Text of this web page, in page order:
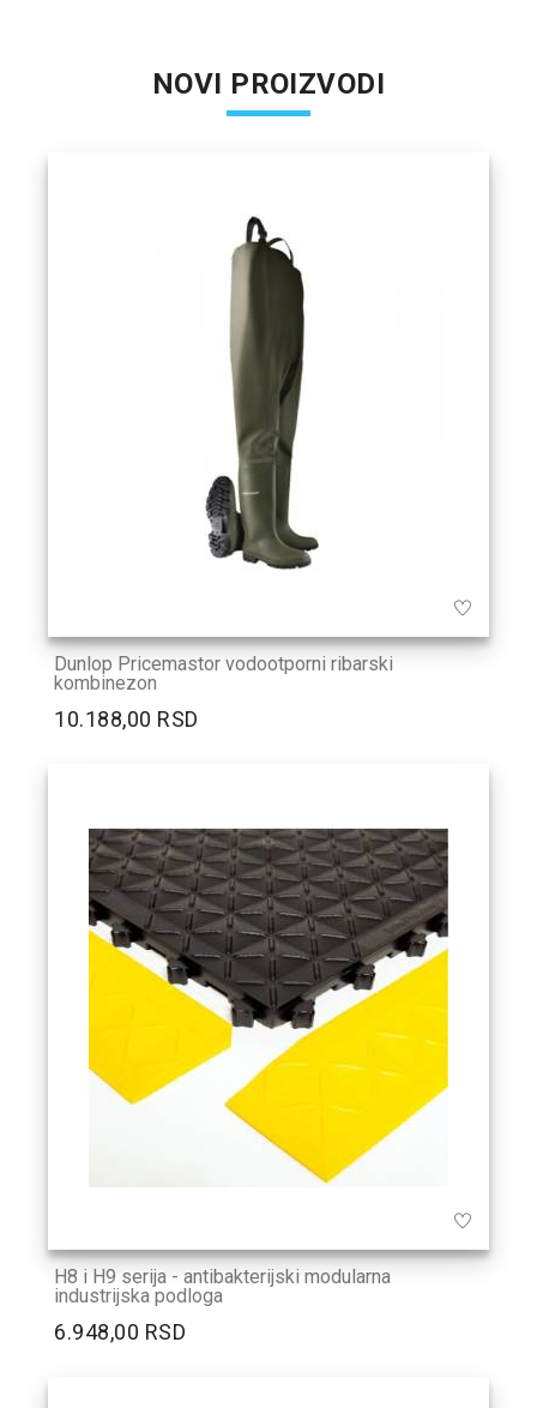
NOVI PROIZVODI
Dunlop Pricemastor vodootporni ribarski
kombinezon
10.188,00 RSD
H8 i H9 serija - antibakterijski modularna
industrijska podloga
6.948,00 RSD